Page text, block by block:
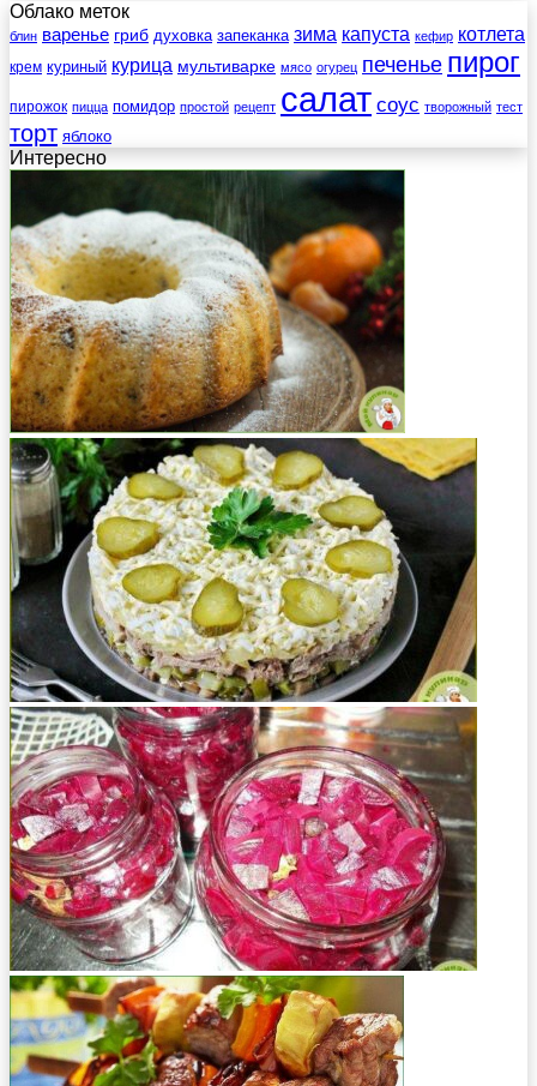
Облако меток
блин варенье гриб духовка запеканка зима капуста кефир котлета
крем куриный курица мультиварке мясо огурец печенье пирог
пирожок пицца помидор простой рецепт салат соус творожный тест
торт яблоко
Интересно